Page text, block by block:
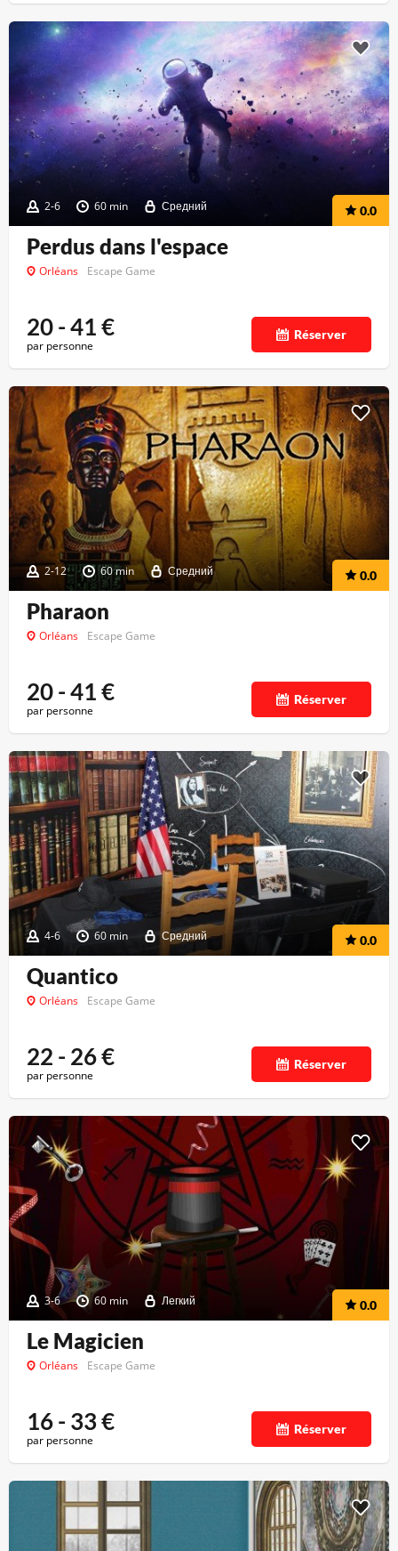
2-6 60 min Средний 0.0
Perdus dans l'espace
Orléans Escape Game
20 - 41€
par personne
Réserver
2-12 60 min Средний 0.0
Pharaon
Orléans Escape Game
20 - 41€
par personne
Réserver
4-6 60 min Средний 0.0
Quantico
Orléans Escape Game
22 - 26€
par personne
Réserver
3-6 60 min Легкий 0.0
Le Magicien
Orléans Escape Game
16 - 33€
par personne
Réserver